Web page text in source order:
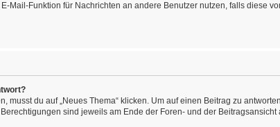
Mail-Funktion für Nachrichten an andere Benutzer nutzen, falls diese
musst du auf „Neues Thema“ klicken. Um auf einen Beitrag zu
sind jeweils am Ende der Foren- und der